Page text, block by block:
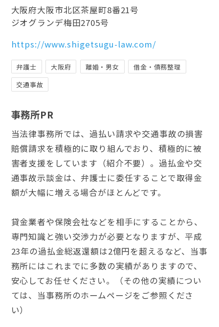
大阪府大阪市北区茶屋町8番21号
ジオグランデ梅田2705号
https://www.shigetsugu-law.com/
弁護士 大阪府 離婚・男女
借金・債務整理
交通事故
事務所PR
当法律事務所では、過払い請求や交通事故の損害
賠償請求を積極的に取り組んでおり、積極的に被
害者支援をしています（紹介不要）。過払金や交
通事故示談金は、弁護士に委任することで取得金
額が大幅に増える場合がほとんどです。
貸金業者や保険会社などを相手にすることから、
専門知識と強い交渉力が必要となりますが、平成
23年の過払金総返還額は2億円を超えるなど、当事
務所にはこれまでに多数の実績がありますので、
安心してお任せください。（その他の実績につい
ては、当事務所のホームページをご参照くださ
い）